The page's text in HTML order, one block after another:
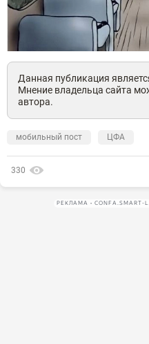
Данная публикация
Мнение владельца сайта
автора.
мобильный пост ЦФА
330
РЕКЛАМА • CONFA.SMART-